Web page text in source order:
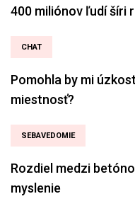
400 miliónov ľudí šíri
CHAT
Pomohla by mi
miestnosť?
SEBAVEDOMIE
Rozdiel medzi
myslenie